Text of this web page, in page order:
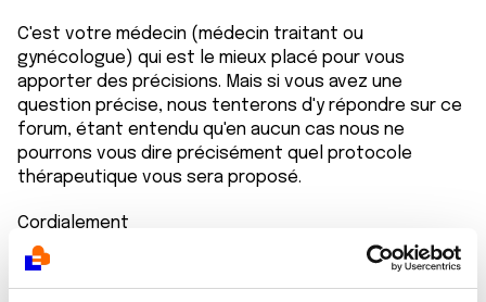
C'est votre médecin (médecin traitant ou
gynécologue) qui est le mieux placé pour vous
apporter des précisions. Mais si vous avez une
question précise, nous tenterons d'y répondre sur ce
forum, étant entendu qu'en aucun cas nous ne
pourrons vous dire précisément quel protocole
thérapeutique vous sera proposé.
Cordialement
Dr Marceau